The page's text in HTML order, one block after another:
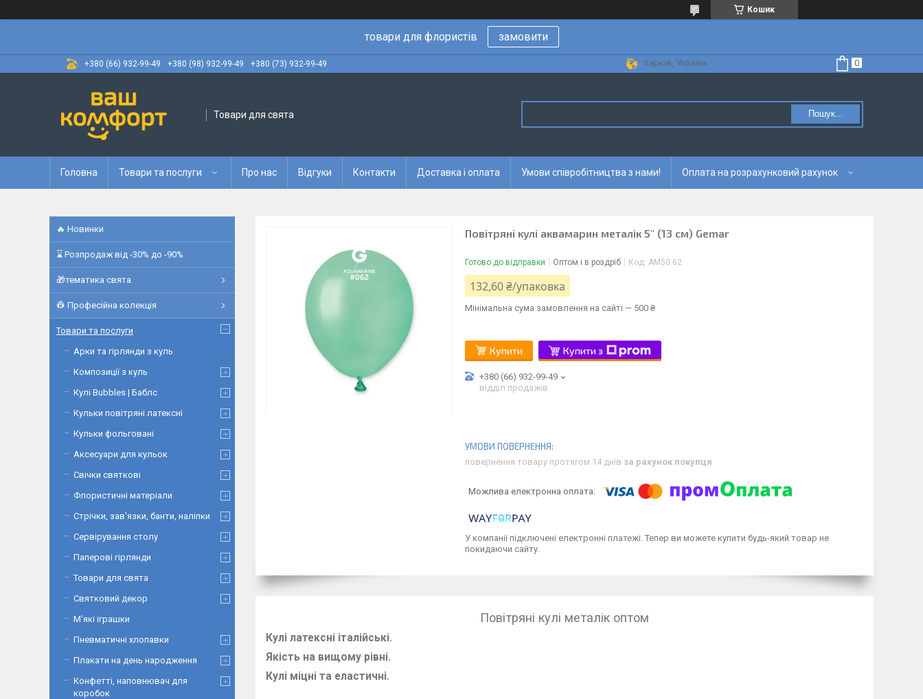
Кошик
товари для флористів замовити
+380 (66) 932-99-49 +380 (98) 932-99-49 +380 (73) 932-99-49 Харків, Україна
Товари для свята Пошук...
Головна Товари та послуги Про нас Відгуки Контакти Доставка і оплата Умови співробітництва з нами! Оплата на розрахунковий рахунок
Повітряні кулі аквамарин металік 5" (13 см) Gemar
Готово до відправки Оптом і в роздріб Код: AM50 62
132,60 ₴/упаковка
Мінімальна сума замовлення на сайті — 500 ₴
Купити Купити з
+380 (66) 932-99-49
відділ продажів
повернення товару протягом 14 днів за рахунок покупця
У компанії підключені електронні платежі. Тепер ви можете купити будь-який товар не
покидаючи сайту.
Повітряні кулі металік оптом
Кулі латексні італійські.
Якість на вищому рівні.
Кулі міцні та еластичні.
🔥 Новинки
⌛ Розпродаж від -30% до -90%
🎁тематика свята
👷 Професійна колекція
Товари та послуги
Арки та гірлянди з куль
Композиції з куль
Кулі Bubbles | Баблс
Кульки повітряні латексні
Кульки фольговані
Аксесуари для кульок
Свічки святкові
Флористичні матеріали
Стрічки, зав'язки, банти, наліпки
Сервірування столу
Паперові гірлянди
Товари для свята
Святковий декор
М'які іграшки
Пневматичні хлопавки
Плакати на день народження
Конфетті, наповнювач для
коробок